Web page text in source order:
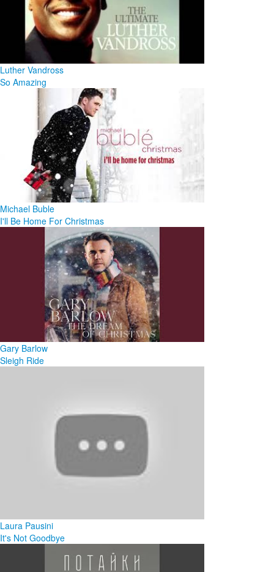
Luther Vandross
So Amazing
Michael Buble
I'll Be Home For Christmas
Gary Barlow
Sleigh Ride
Laura Pausini
It's Not Goodbye